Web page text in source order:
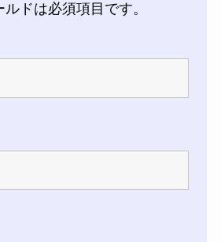
ドは必須項目です。